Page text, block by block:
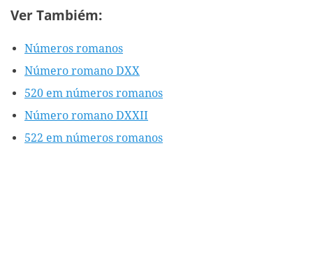
Ver Tambiém:
Números romanos
Número romano DXX
520 em números romanos
Número romano DXXII
522 em números romanos